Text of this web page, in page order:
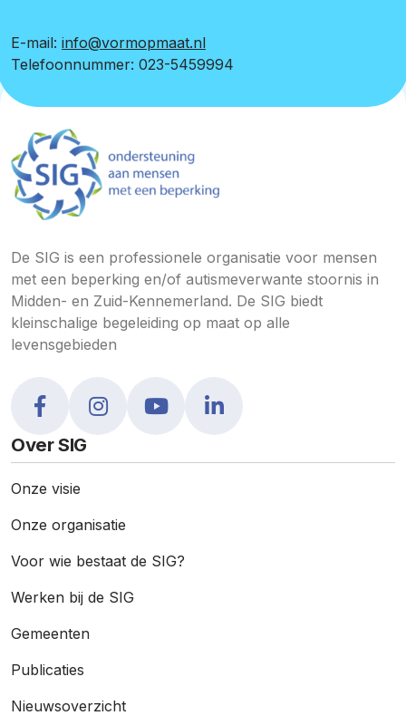
E-mail: info@vormopmaat.nl
Telefoonnummer: 023-5459994
De SIG is een professionele organisatie voor mensen
met een beperking en/of autismeverwante stoornis in
Midden- en Zuid-Kennemerland. De SIG biedt
kleinschalige begeleiding op maat op alle
levensgebieden
Over SIG
Onze visie
Onze organisatie
Voor wie bestaat de SIG?
Werken bij de SIG
Gemeenten
Publicaties
Nieuws­overzicht